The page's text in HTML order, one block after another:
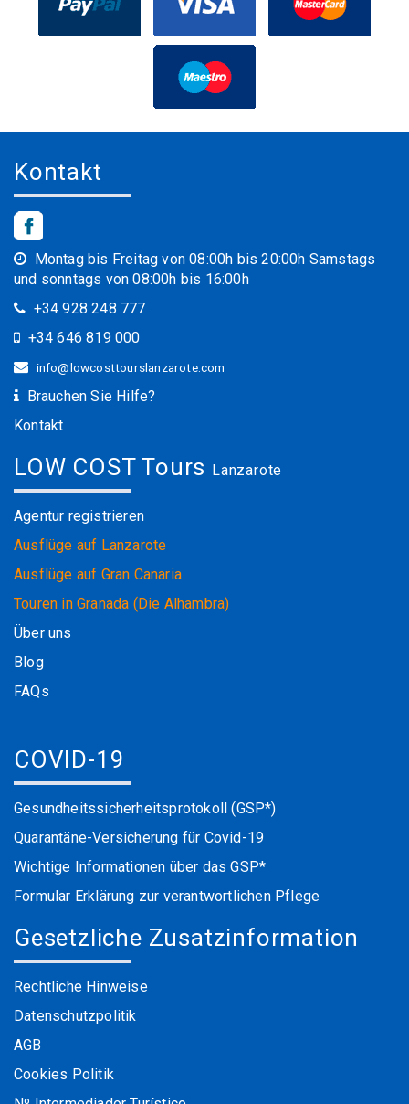
Kontakt
Montag bis Freitag von 08:00h bis 20:00h Samstags
und sonntags von 08:00h bis 16:00h
+34 928 248 777
+34 646 819 000
info@lowcosttourslanzarote.com
Brauchen Sie Hilfe?
Kontakt
LOW COST Tours Lanzarote
Agentur registrieren
Ausflüge auf Lanzarote
Ausflüge auf Gran Canaria
Touren in Granada (Die Alhambra)
Über uns
Blog
FAQs
COVID-19
Gesundheitssicherheitsprotokoll (GSP*)
Quarantäne-Versicherung für Covid-19
Wichtige Informationen über das GSP*
Formular Erklärung zur verantwortlichen Pflege
Gesetzliche Zusatzinformation
Rechtliche Hinweise
Datenschutzpolitik
AGB
Cookies Politik